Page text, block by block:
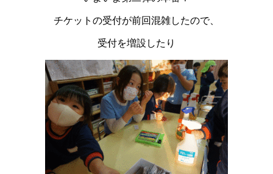
チケットの受付が前回混雑したので、
受付を増設したり